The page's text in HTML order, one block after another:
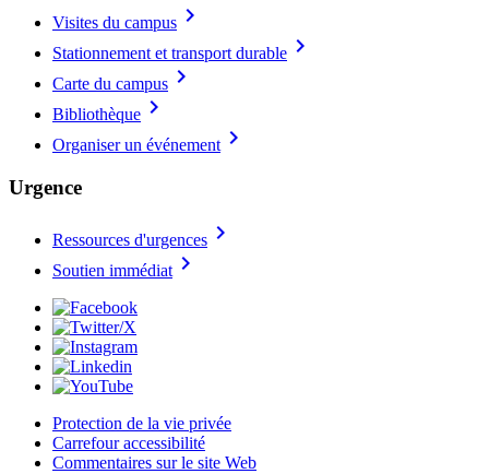
Visites du campus chevron_right
Stationnement et transport durable chevron_right
Carte du campus chevron_right
Bibliothèque chevron_right
Organiser un événement chevron_right
Urgence
Ressources d'urgences chevron_right
Soutien immédiat chevron_right
Protection de la vie privée
Carrefour accessibilité
Commentaires sur le site Web